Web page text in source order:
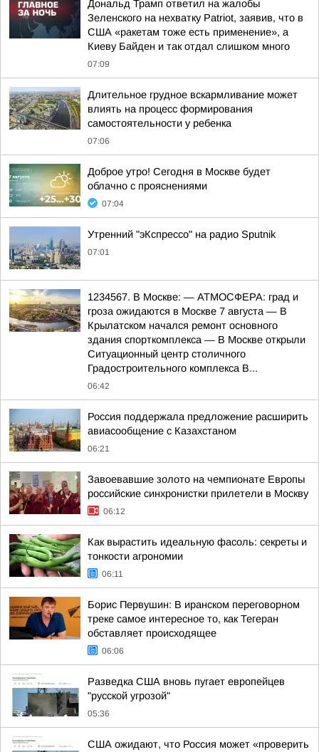
Дональд Трамп ответил на жалобы
Зеленского на нехватку Patriot, заявив, что в
США «ракетам тоже есть применение», а
Киеву Байден и так отдал слишком много
07:09
Длительное грудное вскармливание может
влиять на процесс формирования
самостоятельности у ребенка
07:06
Доброе утро! Сегодня в Москве будет
облачно с прояснениями
07:04
Утренний "эКспрессо" на радио Sputnik
07:01
1234567. В Москве: — АТМОСФЕРА: град и
гроза ожидаются в Москве 7 августа — В
Крылатском начался ремонт основного
здания спорткомплекса — В Москве открыли
Ситуационный центр столичного
Градостроительного комплекса В...
06:42
Россия поддержала предложение расширить
авиасообщение с Казахстаном
06:21
Завоевавшие золото на чемпионате Европы
российские синхронистки прилетели в Москву
06:12
Как вырастить идеальную фасоль: секреты и
тонкости агрономии
06:11
Борис Первушин: В иранском переговорном
треке самое интересное то, как Тегеран
обставляет происходящее
06:06
Разведка США вновь пугает европейцев
"русской угрозой"
05:36
США ожидают, что Россия может «проверить